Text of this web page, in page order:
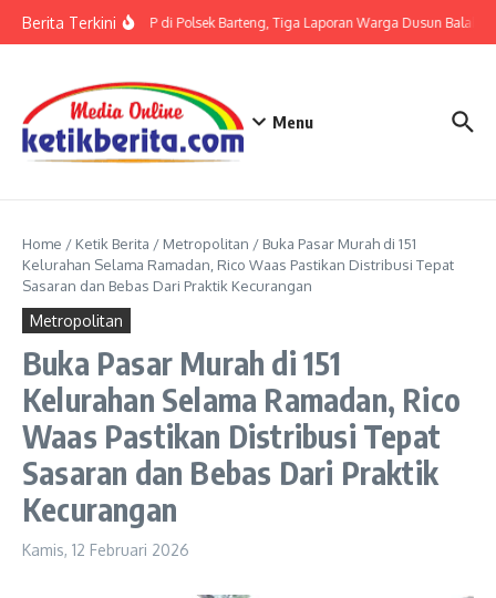
Berita TerkiniTerkait LP di Polsek Barteng, Tiga Laporan Warga Dusun Balaka
Menu
Home / Ketik Berita / Metropolitan / Buka Pasar Murah di 151
Kelurahan Selama Ramadan, Rico Waas Pastikan Distribusi Tepat
Sasaran dan Bebas Dari Praktik Kecurangan
Metropolitan
Buka Pasar Murah di 151
Kelurahan Selama Ramadan, Rico
Waas Pastikan Distribusi Tepat
Sasaran dan Bebas Dari Praktik
Kecurangan
Kamis, 12 Februari 2026